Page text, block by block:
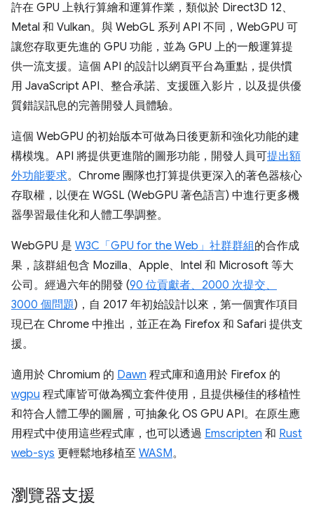
許在 GPU 上執行算繪和運算作業，類似於 Direct3D 12、
Metal 和 Vulkan。與 WebGL 系列 API 不同，WebGPU 可
讓您存取更先進的 GPU 功能，並為 GPU 上的一般運算提
供一流支援。這個 API 的設計以網頁平台為重點，提供慣
用 JavaScript API、整合承諾、支援匯入影片，以及提供優
質錯誤訊息的完善開發人員體驗。
這個 WebGPU 的初始版本可做為日後更新和強化功能的建
構模塊。API 將提供更進階的圖形功能，開發人員可提出額
外功能要求。Chrome 團隊也打算提供更深入的著色器核心
存取權，以便在 WGSL (WebGPU 著色語言) 中進行更多機
器學習最佳化和人體工學調整。
WebGPU 是 W3C「GPU for the Web」社群群組的合作成
果，該群組包含 Mozilla、Apple、Intel 和 Microsoft 等大
公司。經過六年的開發 (90 位貢獻者、2000 次提交、
3000 個問題)，自 2017 年初始設計以來，第一個實作項目
現已在 Chrome 中推出，並正在為 Firefox 和 Safari 提供支
援。
適用於 Chromium 的 Dawn 程式庫和適用於 Firefox 的
wgpu 程式庫皆可做為獨立套件使用，且提供極佳的移植性
和符合人體工學的圖層，可抽象化 OS GPU API。在原生應
用程式中使用這些程式庫，也可以透過 Emscripten 和 Rust
web-sys 更輕鬆地移植至 WASM。
瀏覽器支援